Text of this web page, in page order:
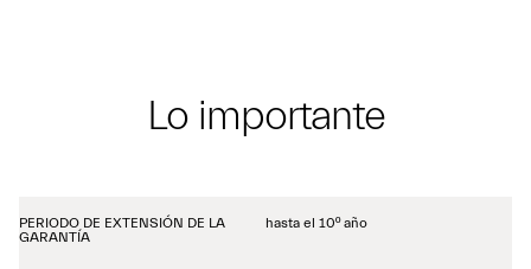
Lo importante
PERIODO DE EXTENSIÓN DE LA
GARANTÍA
hasta el 10º año